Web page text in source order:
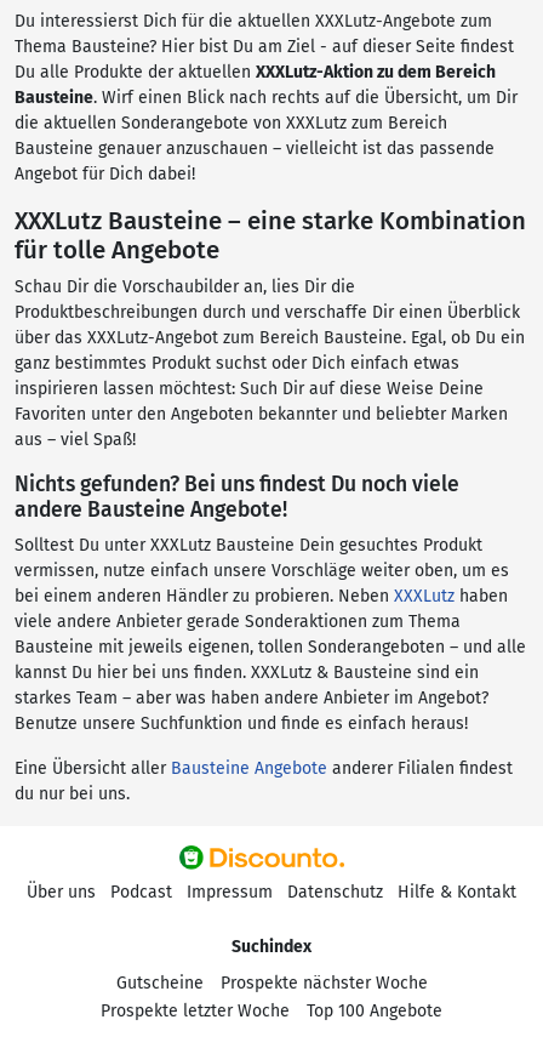
Du interessierst Dich für die aktuellen XXXLutz-Angebote zum
Thema Bausteine? Hier bist Du am Ziel - auf dieser Seite findest
Du alle Produkte der aktuellen XXXLutz-Aktion zu dem Bereich
Bausteine. Wirf einen Blick nach rechts auf die Übersicht, um Dir
die aktuellen Sonderangebote von XXXLutz zum Bereich
Bausteine genauer anzuschauen – vielleicht ist das passende
Angebot für Dich dabei!
XXXLutz Bausteine – eine starke Kombination
für tolle Angebote
Schau Dir die Vorschaubilder an, lies Dir die
Produktbeschreibungen durch und verschaffe Dir einen Überblick
über das XXXLutz-Angebot zum Bereich Bausteine. Egal, ob Du ein
ganz bestimmtes Produkt suchst oder Dich einfach etwas
inspirieren lassen möchtest: Such Dir auf diese Weise Deine
Favoriten unter den Angeboten bekannter und beliebter Marken
aus – viel Spaß!
Nichts gefunden? Bei uns findest Du noch viele
andere Bausteine Angebote!
Solltest Du unter XXXLutz Bausteine Dein gesuchtes Produkt
vermissen, nutze einfach unsere Vorschläge weiter oben, um es
bei einem anderen Händler zu probieren. Neben XXXLutz haben
viele andere Anbieter gerade Sonderaktionen zum Thema
Bausteine mit jeweils eigenen, tollen Sonderangeboten – und alle
kannst Du hier bei uns finden. XXXLutz & Bausteine sind ein
starkes Team – aber was haben andere Anbieter im Angebot?
Benutze unsere Suchfunktion und finde es einfach heraus!
Eine Übersicht aller Bausteine Angebote anderer Filialen findest
du nur bei uns.
Über uns Podcast Impressum Datenschutz Hilfe & Kontakt
Suchindex
Gutscheine
Prospekte nächster Woche
Prospekte letzter Woche
Top 100 Angebote